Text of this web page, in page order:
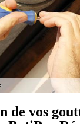
de vos